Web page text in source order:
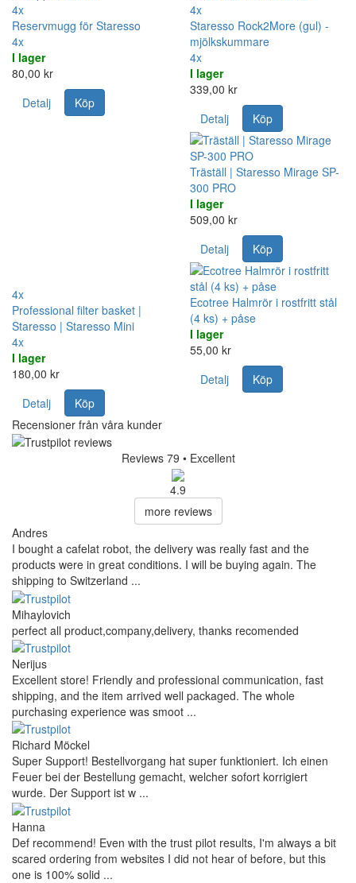
4x
Reservmugg för Staresso
4x
I lager
80,00 kr
Detalj
Köp
4x
Staresso Rock2More (gul) -
mjölkskummare
4x
I lager
339,00 kr
Detalj
Köp
4x
Professional filter basket |
Staresso | Staresso Mini
4x
I lager
180,00 kr
Detalj
Köp
Träställ | Staresso Mirage SP-
300 PRO
I lager
509,00 kr
Detalj
Köp
Ecotree Halmrör i rostfritt stål
(4 ks) + påse
I lager
55,00 kr
Detalj
Köp
Recensioner från våra kunder
Reviews 79 • Excellent
4.9
more reviews
Andres
I bought a cafelat robot, the delivery was really fast and the
products were in great conditions. I will be buying again. The
shipping to Switzerland ...
Mihaylovich
perfect all product,company,delivery, thanks recomended
Nerijus
Excellent store! Friendly and professional communication, fast
shipping, and the item arrived well packaged. The whole
purchasing experience was smoot ...
Richard Möckel
Super Support! Bestellvorgang hat super funktioniert. Ich einen
Feuer bei der Bestellung gemacht, welcher sofort korrigiert
wurde. Der Support ist w ...
Hanna
Def recommend! Even with the trust pilot results, I'm always a bit
scared ordering from websites I did not hear of before, but this
one is 100% solid ...